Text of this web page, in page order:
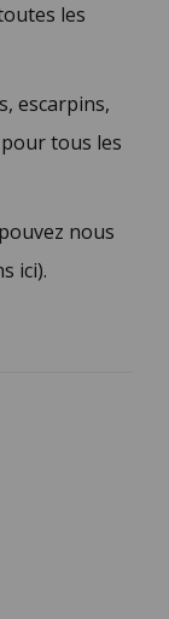
les
escarpins,
tous les
nous
ici).